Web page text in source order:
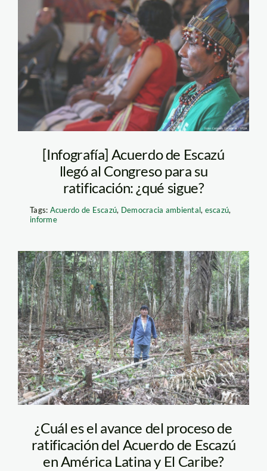
Democracia
Ambiental-SPDA
[Infografía] Acuerdo de Escazú
llegó al Congreso para su
ratificación: ¿qué sigue?
Tags: Acuerdo de Escazú, Democracia ambiental, escazú,
informe
demetrio-pacheco-
jaime-tranca-spda1
¿Cuál es el avance del proceso de
ratificación del Acuerdo de Escazú
en América Latina y El Caribe?